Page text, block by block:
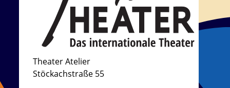
Theater Atelier
Stöckachstraße 55